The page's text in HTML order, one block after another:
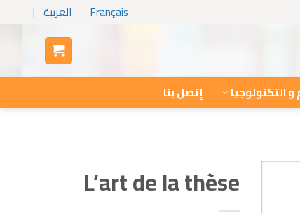
Français العربية
و التكنولوجيا إتصل بنا
L’art de la thèse